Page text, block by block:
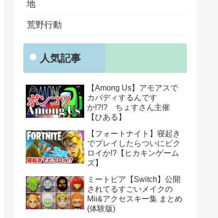
地
荒野行動
人気記事
【Among Us】アモアスで
カバディするんです
か!?!? ちょすさん主催
【ひある】
【フォートナイト】寝起き
でプレイしたらついにビク
ロイか!?【ヒカキンゲーム
ズ】
ミートピア【Switch】公開
されてるすごいメイクの
Mii&アクセスキー集 まとめ
(体験版)